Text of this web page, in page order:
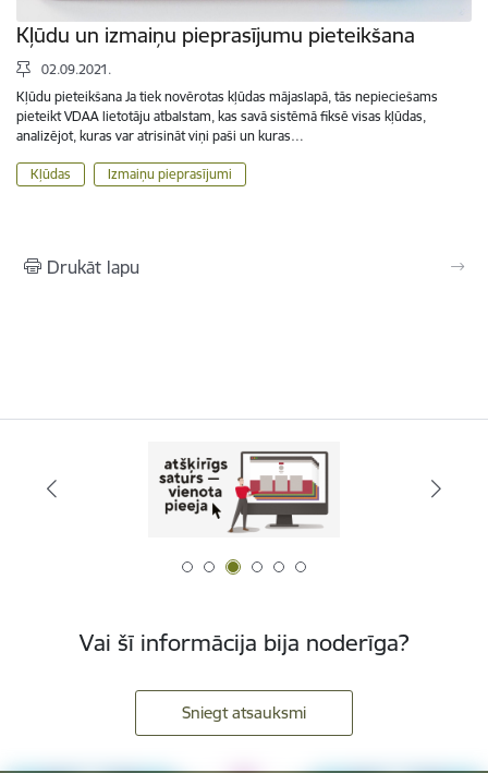
Kļūdu un izmaiņu pieprasījumu pieteikšana
02.09.2021.
Kļūdu pieteikšana Ja tiek novērotas kļūdas mājaslapā, tās nepieciešams
pieteikt VDAA lietotāju atbalstam, kas savā sistēmā fiksē visas kļūdas,
analizējot, kuras var atrisināt viņi paši un kuras…
Kļūdas Izmaiņu pieprasījumi
Drukāt lapu
Vai šī informācija bija noderīga?
Sniegt atsauksmi